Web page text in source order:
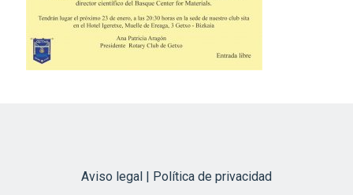
Aviso legal | Política de privacidad